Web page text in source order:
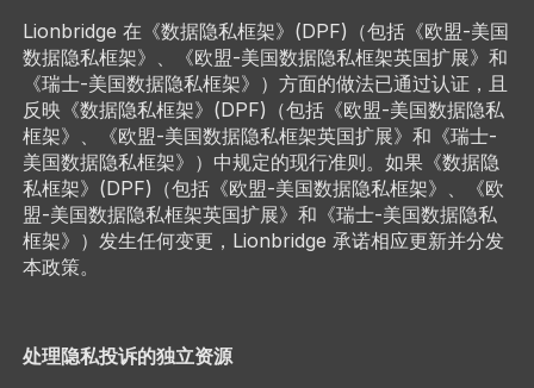
Lionbridge 在《数据隐私框架》(DPF)（包括《欧盟-美国
数据隐私框架》、《欧盟-美国数据隐私框架英国扩展》和
《瑞士-美国数据隐私框架》）方面的做法已通过认证，且
反映《数据隐私框架》(DPF)（包括《欧盟-美国数据隐私
框架》、《欧盟-美国数据隐私框架英国扩展》和《瑞士-
美国数据隐私框架》）中规定的现行准则。如果《数据隐
私框架》(DPF)（包括《欧盟-美国数据隐私框架》、《欧
盟-美国数据隐私框架英国扩展》和《瑞士-美国数据隐私
框架》）发生任何变更，Lionbridge 承诺相应更新并分发
本政策。
处理隐私投诉的独立资源